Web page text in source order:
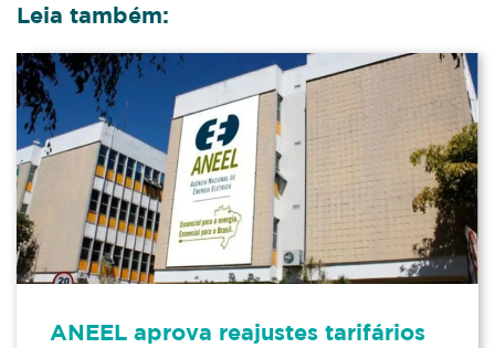
Leia também:
ANEEL aprova reajustes tarifários